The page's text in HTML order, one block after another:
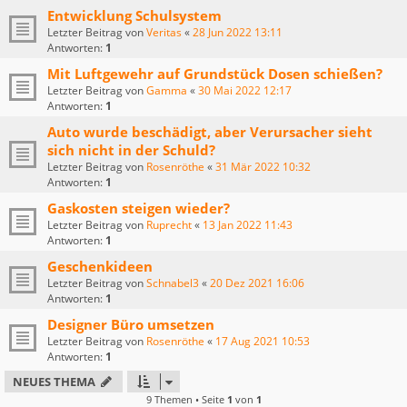
Entwicklung Schulsystem
Letzter Beitrag vonVeritas«28 Jun 2022 13:11
Antworten: 1
Mit Luftgewehr auf Grundstück Dosen schießen?
Letzter Beitrag vonGamma «30 Mai 2022 12:17
Antworten: 1
Auto wurde beschädigt, aber Verursacher sieht
sich nicht in der Schuld?
Letzter Beitrag von Rosenröthe «31 Mär 2022 10:32
Antworten: 1
Gaskosten steigen wieder?
Letzter Beitrag von Ruprecht« 13 Jan 2022 11:43
Antworten: 1
Geschenkideen
Letzter Beitrag vonSchnabel3«20 Dez 2021 16:06
Antworten: 1
Designer Büro umsetzen
Letzter Beitrag von Rosenröthe « 17 Aug 2021 10:53
Antworten: 1
NEUES THEMA
9 Themen • Seite 1 von 1